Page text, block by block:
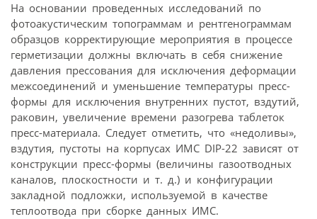
На основании проведенных исследований по
фотоакустическим топограммам и рентгенограммам
образцов корректирующие мероприятия в процессе
герметизации должны включать в себя снижение
давления прессования для исключения деформации
межсоединений и уменьшение температуры пресс-
формы для исключения внутренних пустот, вздутий,
раковин, увеличение времени разогрева таблеток
пресс-материала. Следует отметить, что «недоливы»,
вздутия, пустоты на корпусах ИМС DIP-22 зависят от
конструкции пресс-формы (величины газоотводных
каналов, плоскостности и т. д.) и конфигурации
закладной подложки, используемой в качестве
теплоотвода при сборке данных ИМС.